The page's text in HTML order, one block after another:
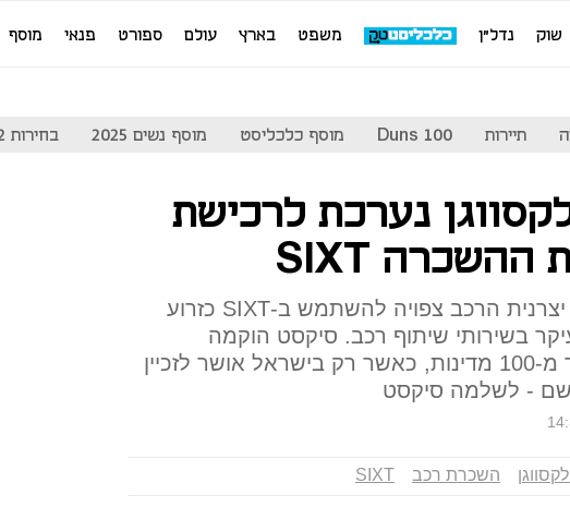
שוק נדל"ן משפט בארץ עולם ספורט פנאי מוסף
תיירות Duns 100 מוסף כלכליסט מוסף נשים 2025 בחירות 2022
נערכת לרכישת
לפי דיווחים בגרמניה, יצרנית הרכב צפויה להשתמש ב-SIXT כזרוע
בשירותי שיתוף רכב. סיקסט הוקמה
ב-1912 ופועלת ביותר מ-100 מדינות, כאשר רק בישראל אושר לזכיין
- לשלמה סיקסט
השכרת רכב SIXT